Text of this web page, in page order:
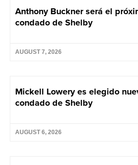
Anthony Buckner será el
condado de Shelby
AUGUST 7, 2026
Mickell Lowery es elegido
condado de Shelby
AUGUST 6, 2026